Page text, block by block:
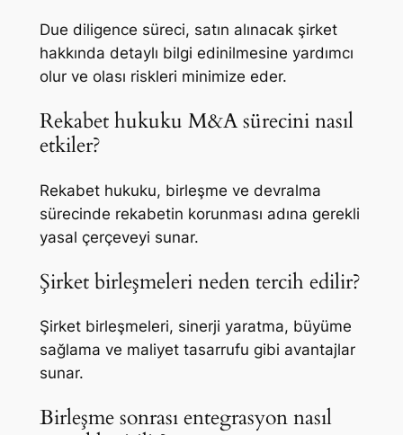
Due diligence süreci, satın alınacak şirket
hakkında detaylı bilgi edinilmesine yardımcı
olur ve olası riskleri minimize eder.
Rekabet hukuku M&A sürecini nasıl
etkiler?
Rekabet hukuku, birleşme ve devralma
sürecinde rekabetin korunması adına gerekli
yasal çerçeveyi sunar.
Şirket birleşmeleri neden tercih edilir?
Şirket birleşmeleri, sinerji yaratma, büyüme
sağlama ve maliyet tasarrufu gibi avantajlar
sunar.
Birleşme sonrası entegrasyon nasıl